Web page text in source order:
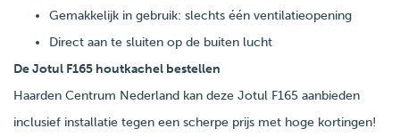
Gemakkelijk in gebruik: slechts één ventilatieopening
Direct aan te sluiten op de buiten lucht
De Jotul F165 houtkachel bestellen
Haarden Centrum Nederland kan deze Jotul F165 aanbieden
inclusief installatie tegen een scherpe prijs met hoge kortingen!